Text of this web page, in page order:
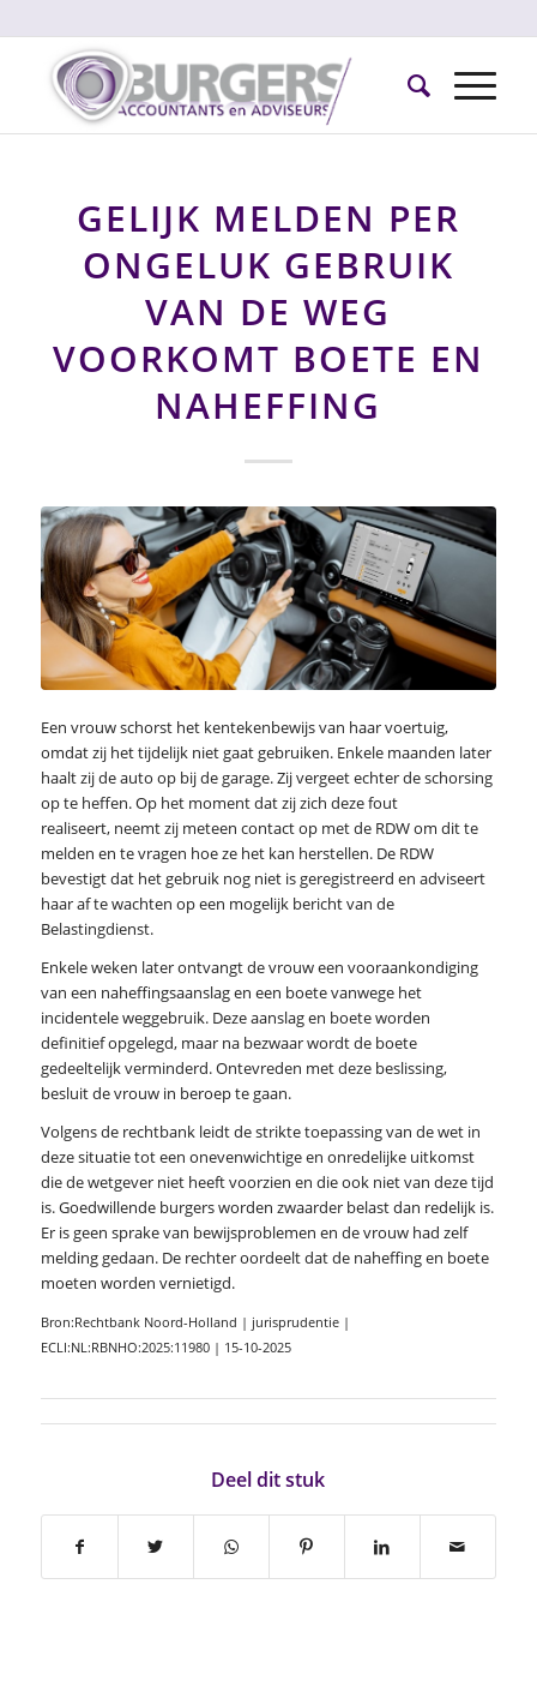
GELIJK MELDEN PER
ONGELUK GEBRUIK
VAN DE WEG
VOORKOMT BOETE EN
NAHEFFING
Een vrouw schorst het kentekenbewijs van haar voertuig,
omdat zij het tijdelijk niet gaat gebruiken. Enkele maanden later
haalt zij de auto op bij de garage. Zij vergeet echter de schorsing
op te heffen. Op het moment dat zij zich deze fout
realiseert, neemt zij meteen contact op met de RDW om dit te
melden en te vragen hoe ze het kan herstellen. De RDW
bevestigt dat het gebruik nog niet is geregistreerd en adviseert
haar af te wachten op een mogelijk bericht van de
Belastingdienst.
Enkele weken later ontvangt de vrouw een vooraankondiging
van een naheffingsaanslag en een boete vanwege het
incidentele weggebruik. Deze aanslag en boete worden
definitief opgelegd, maar na bezwaar wordt de boete
gedeeltelijk verminderd. Ontevreden met deze beslissing,
besluit de vrouw in beroep te gaan.
Volgens de rechtbank leidt de strikte toepassing van de wet in
deze situatie tot een onevenwichtige en onredelijke uitkomst
die de wetgever niet heeft voorzien en die ook niet van deze tijd
is. Goedwillende burgers worden zwaarder belast dan redelijk is.
Er is geen sprake van bewijsproblemen en de vrouw had zelf
melding gedaan. De rechter oordeelt dat de naheffing en boete
moeten worden vernietigd.
Bron:Rechtbank Noord-Holland | jurisprudentie |
ECLI:NL:RBNHO:2025:11980 | 15-10-2025
Deel dit stuk